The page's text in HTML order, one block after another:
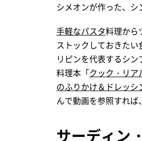
シメオンが作った、シ
手軽なパスタ料理から
ストックしておきた
リピンを代表するシ
料理本「クック・リア
のふりかけ＆ドレッシ
んで動画を参照すれば
サーディン